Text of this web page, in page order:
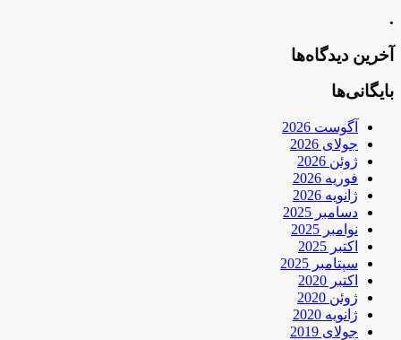
.
آخرین دیدگاه‌ها
بایگانی‌ها
آگوست 2026
جولای 2026
ژوئن 2026
فوریه 2026
ژانویه 2026
دسامبر 2025
نوامبر 2025
اکتبر 2025
سپتامبر 2025
اکتبر 2020
ژوئن 2020
ژانویه 2020
جولای 2019